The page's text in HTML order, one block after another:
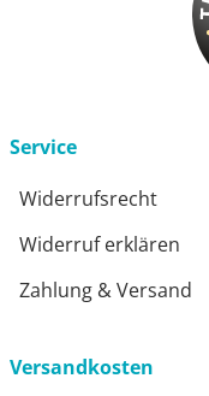
Service
Widerrufsrecht
Widerruf erklären
Zahlung & Versand
Versandkosten